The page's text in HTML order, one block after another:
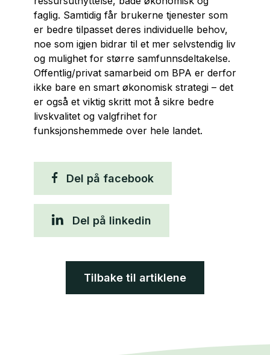
faglig. Samtidig får brukerne tjenester som
er bedre tilpasset deres individuelle behov,
noe som igjen bidrar til et mer selvstendig liv
og mulighet for større samfunnsdeltakelse.
Offentlig/privat samarbeid om BPA er derfor
ikke bare en smart økonomisk strategi – det
er også et viktig skritt mot å sikre bedre
livskvalitet og valgfrihet for
funksjonshemmede over hele landet.
Del på facebook
Del på linkedin
Tilbake til artiklene